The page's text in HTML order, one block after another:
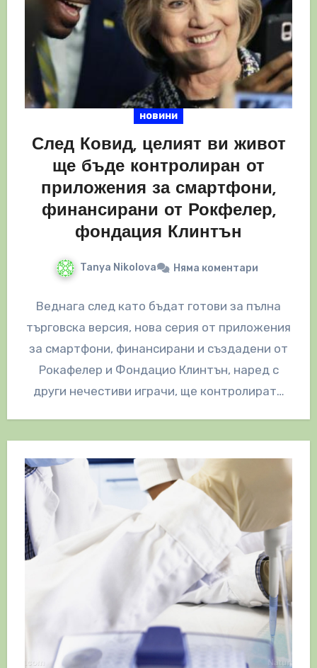
новини
След Ковид, целият ви живот
ще бъде контролиран от
приложения за смартфони,
финансирани от Рокфелер,
фондация Клинтън
Tanya Nikolova Няма коментари
Веднага след като бъдат готови за пълна
търговска версия, нова серия от приложения
за смартфони, финансирани и създадени от
Рокафелер и Фондацио Клинтън, наред с
други нечестиви играчи, ще контролират…